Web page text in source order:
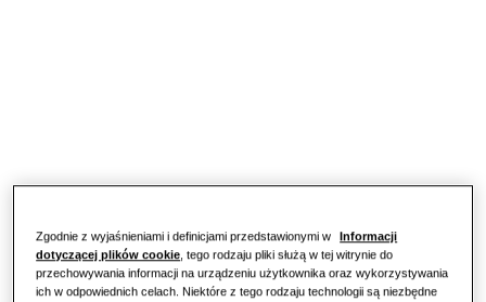
Restauracje
Urządzenia sterujące
Zgodnie z wyjaśnieniami i definicjami przedstawionymi w
Informacji
dotyczącej plików cookie , tego rodzaju pliki służą w tej witrynie do
przechowywania informacji na urządzeniu użytkownika oraz wykorzystywania
ich w odpowiednich celach. Niektóre z tego rodzaju technologii są niezbędne